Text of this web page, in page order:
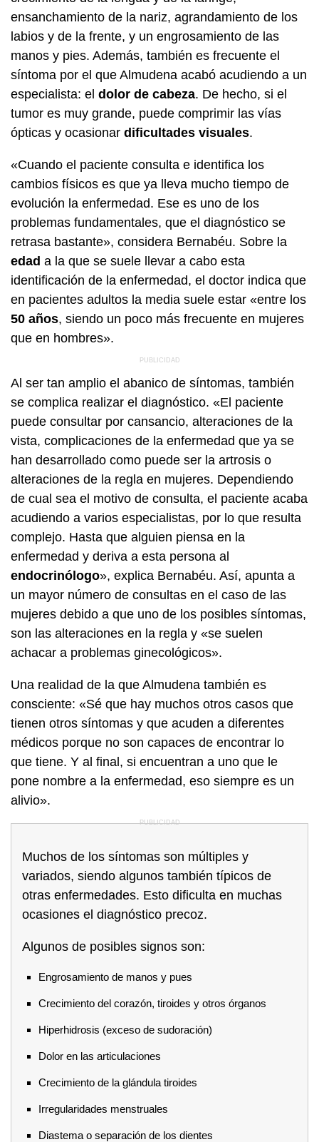
ensanchamiento de la nariz, agrandamiento de los
labios y de la frente, y un engrosamiento de las
manos y pies. Además, también es frecuente el
síntoma por el que Almudena acabó acudiendo a un
especialista: el dolor de cabeza. De hecho, si el
tumor es muy grande, puede comprimir las vías
ópticas y ocasionar dificultades visuales.
«Cuando el paciente consulta e identifica los
cambios físicos es que ya lleva mucho tiempo de
evolución la enfermedad. Ese es uno de los
problemas fundamentales, que el diagnóstico se
retrasa bastante», considera Bernabéu. Sobre la
edad a la que se suele llevar a cabo esta
identificación de la enfermedad, el doctor indica que
en pacientes adultos la media suele estar «entre los
50 años, siendo un poco más frecuente en mujeres
que en hombres».
Al ser tan amplio el abanico de síntomas, también
se complica realizar el diagnóstico. «El paciente
puede consultar por cansancio, alteraciones de la
vista, complicaciones de la enfermedad que ya se
han desarrollado como puede ser la artrosis o
alteraciones de la regla en mujeres. Dependiendo
de cual sea el motivo de consulta, el paciente acaba
acudiendo a varios especialistas, por lo que resulta
complejo. Hasta que alguien piensa en la
enfermedad y deriva a esta persona al
endocrinólogo», explica Bernabéu. Así, apunta a
un mayor número de consultas en el caso de las
mujeres debido a que uno de los posibles síntomas,
son las alteraciones en la regla y «se suelen
achacar a problemas ginecológicos».
Una realidad de la que Almudena también es
consciente: «Sé que hay muchos otros casos que
tienen otros síntomas y que acuden a diferentes
médicos porque no son capaces de encontrar lo
que tiene. Y al final, si encuentran a uno que le
pone nombre a la enfermedad, eso siempre es un
alivio».
Muchos de los síntomas son múltiples y
variados, siendo algunos también típicos de
otras enfermedades. Esto dificulta en muchas
ocasiones el diagnóstico precoz.
Algunos de posibles signos son:
Engrosamiento de manos y pues
Crecimiento del corazón, tiroides y otros órganos
Hiperhidrosis (exceso de sudoración)
Dolor en las articulaciones
Crecimiento de la glándula tiroides
Irregularidades menstruales
Diastema o separación de los dientes